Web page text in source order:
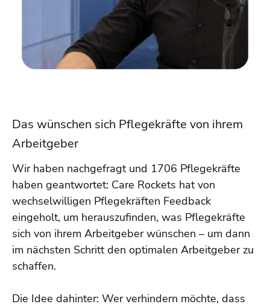
Das wünschen sich Pflegekräfte von ihrem
Arbeitgeber
Wir haben nachgefragt und 1706 Pflegekräfte
haben geantwortet: Care Rockets hat von
wechselwilligen Pflegekräften Feedback
eingeholt, um herauszufinden, was Pflegekräfte
sich von ihrem Arbeitgeber wünschen – um dann
im nächsten Schritt den optimalen Arbeitgeber zu
schaffen.
Die Idee dahinter: Wer verhindern möchte, dass